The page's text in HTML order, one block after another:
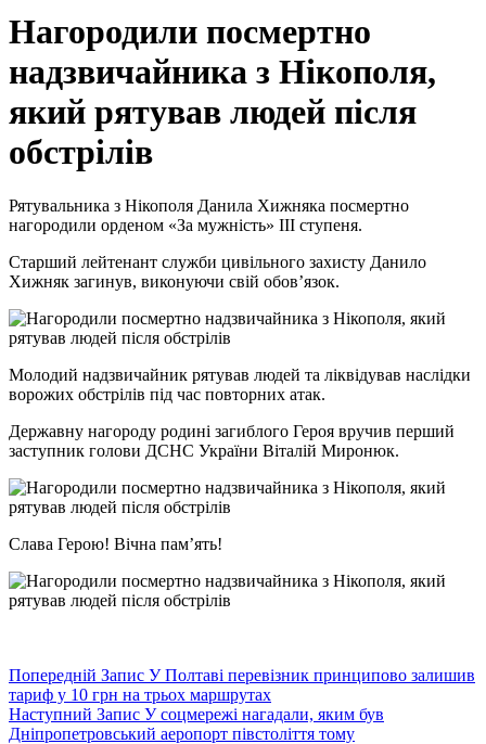
Нагородили посмертно
надзвичайника з Нікополя,
який рятував людей після
обстрілів
Рятувальника з Нікополя Данила Хижняка посмертно
нагородили орденом «За мужність» III ступеня.
Старший лейтенант служби цивільного захисту Данило
Хижняк загинув, виконуючи свій обов’язок.
Молодий надзвичайник рятував людей та ліквідував наслідки
ворожих обстрілів під час повторних атак.
Державну нагороду родині загиблого Героя вручив перший
заступник голови ДСНС України Віталій Миронюк.
Слава Герою! Вічна пам’ять!
Попередній Запис У Полтаві перевізник принципово залишив
тариф у 10 грн на трьох маршрутах
Наступний Запис У соцмережі нагадали, яким був
Дніпропетровський аеропорт півстоліття тому